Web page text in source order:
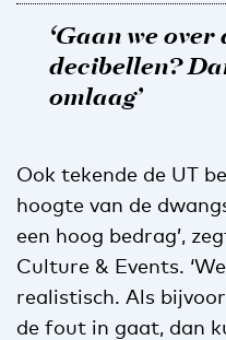
‘Gaan we
decibellen?
omlaag’
Ook tekende de UT
hoogte van de
een hoog bedrag’,
Culture & Events.
realistisch. Als
de fout in gaat, dan